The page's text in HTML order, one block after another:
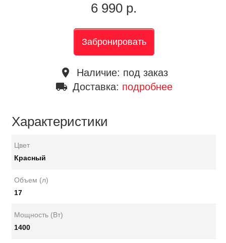
6 990 р.
Забронировать
place Наличие: под заказ
local_shipping Доставка: подробнее
Характеристики
Цвет
Красный
Объем (л)
17
Мощность (Вт)
1400